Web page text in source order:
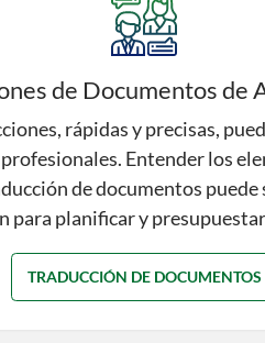
de Documentos de
rápidas y precisas,
Entender los
de documentos puede
para planificar y
TRADUCCIÓN DE DOCUMENTOS